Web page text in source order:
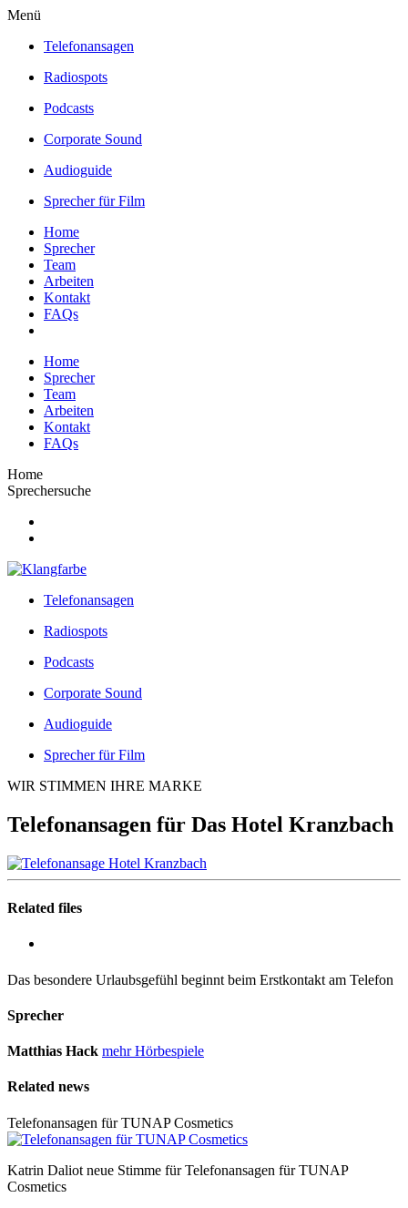
Menü
Telefonansagen
Radiospots
Podcasts
Corporate Sound
Audioguide
Sprecher für Film
Home
Sprecher
Team
Arbeiten
Kontakt
FAQs
Home
Sprecher
Team
Arbeiten
Kontakt
FAQs
Home
Sprechersuche
Telefonansagen
Radiospots
Podcasts
Corporate Sound
Audioguide
Sprecher für Film
WIR STIMMEN IHRE MARKE
Telefonansagen für Das Hotel Kranzbach
Related files
Das besondere Urlaubsgefühl beginnt beim Erstkontakt am Telefon
Sprecher
Matthias Hack mehr Hörbespiele
Related news
Telefonansagen für TUNAP Cosmetics
Katrin Daliot neue Stimme für Telefonansagen für TUNAP
Cosmetics